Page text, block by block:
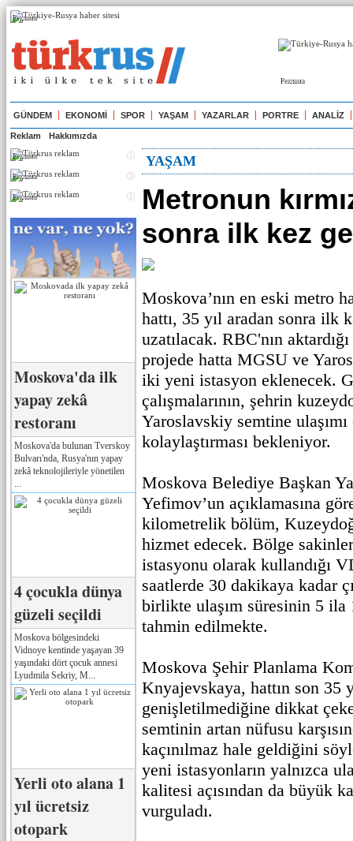
Реклама
Реклама
GÜNDEM EKONOMİ SPOR YAŞAM YAZARLAR PORTRE ANALİZ
Reklam Hakkımızda
Реклама
Реклама
Реклама
Moskova'da ilk
yapay zekâ
restoranı
Moskova'da bulunan Tverskoy
Bulvarı'nda, Rusya'nın yapay
zekâ teknolojileriyle yönetilen
4 çocukla dünya
güzeli seçildi
Moskova bölgesindeki
Vidnoye kentinde yaşayan 39
yaşındaki dört çocuk annesi
Lyudmila Sekriy, M...
Yerli oto alana 1
yıl ücretsiz
otopark
YAŞAM
Metronun
sonra ilk kez
Moskova’nın en eski metro
hattı, 35 yıl aradan sonra ilk
uzatılacak. RBC'nın
projede hatta MGSU ve
iki yeni istasyon eklenecek.
çalışmalarının, şehrin
Yaroslavskiy semtine
kolaylaştırması bekleniyor.
Moskova Belediye Başkan
Yefimov’un açıklamasına
kilometrelik bölüm,
hizmet edecek. Bölge
istasyonu olarak kullandığı
saatlerde 30 dakikaya kadar
birlikte ulaşım süresinin 5 ila
tahmin edilmekte.
Moskova Şehir Planlama
Knyajevskaya, hattın son 35
genişletilmediğine dikkat
semtinin artan nüfusu
kaçınılmaz hale geldiğini
yeni istasyonların yalnızca
kalitesi açısından da büyük
vurguladı.